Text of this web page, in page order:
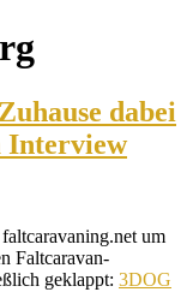
dabei
Interview
um
Faltcaravan-
geklappt: 3DOG